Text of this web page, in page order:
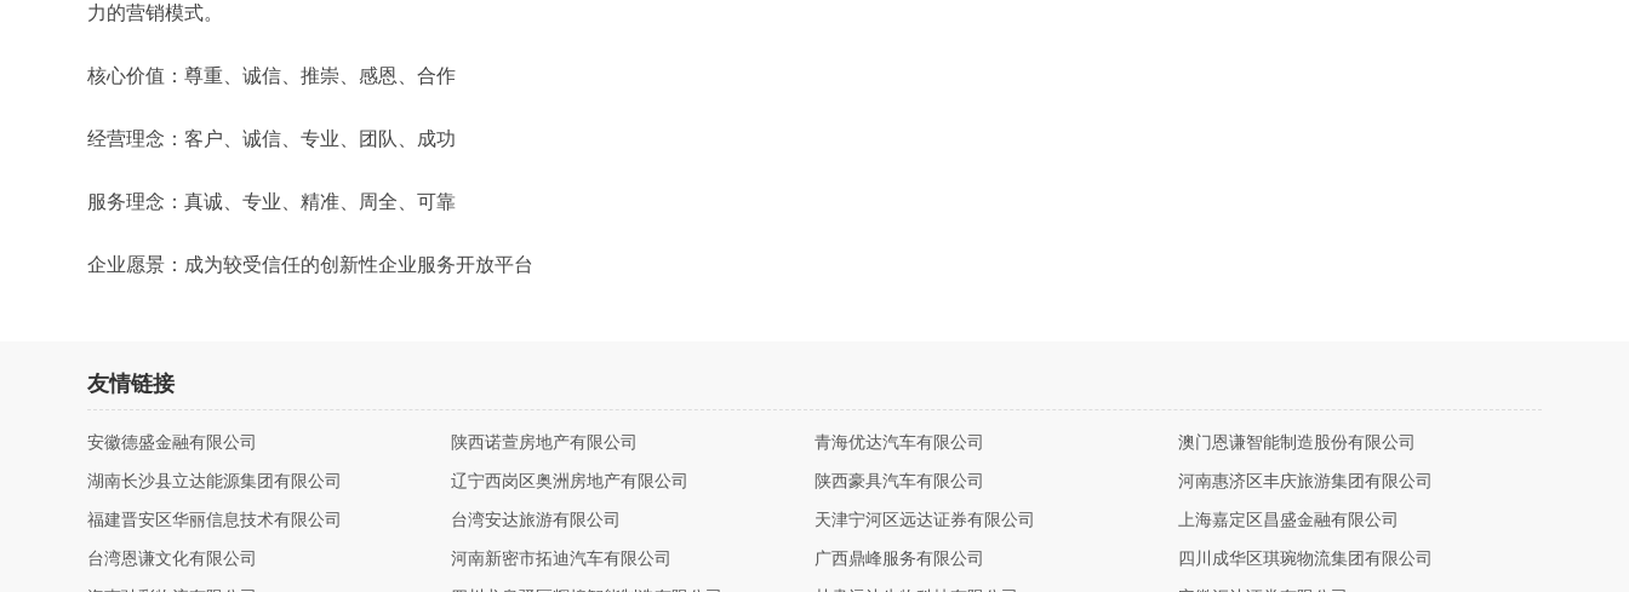
力的营销模式。
核心价值：尊重、诚信、推崇、感恩、合作
经营理念：客户、诚信、专业、团队、成功
服务理念：真诚、专业、精准、周全、可靠
企业愿景：成为较受信任的创新性企业服务开放平台
友情链接
安徽德盛金融有限公司 陕西诺萱房地产有限公司 青海优达汽车有限公司 澳门恩谦智能制造股份有限公司
湖南长沙县立达能源集团有限公司 辽宁西岗区奥洲房地产有限公司 陕西豪具汽车有限公司 河南惠济区丰庆旅游集团有限公司
福建晋安区华丽信息技术有限公司 台湾安达旅游有限公司 天津宁河区远达证券有限公司 上海嘉定区昌盛金融有限公司
台湾恩谦文化有限公司 河南新密市拓迪汽车有限公司 广西鼎峰服务有限公司 四川成华区琪琬物流集团有限公司